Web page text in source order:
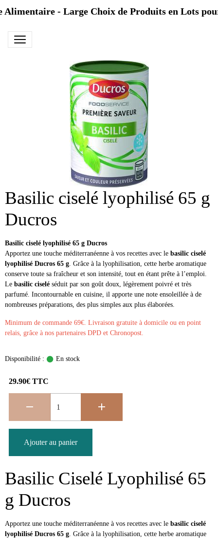
Alimentaire - Large Choix de Produits en Lots
Basilic ciselé lyophilisé 65 g
Ducros
Basilic ciselé lyophilisé 65 g Ducros
Apportez une touche méditerranéenne à vos recettes avec le basilic ciselé
lyophilisé Ducros 65 g. Grâce à la lyophilisation, cette herbe aromatique
conserve toute sa fraîcheur et son intensité, tout en étant prête à l’emploi.
Le basilic ciselé séduit par son goût doux, légèrement poivré et très
parfumé. Incontournable en cuisine, il apporte une note ensoleillée à de
nombreuses préparations, des plus simples aux plus élaborées.
Minimum de commande 69€. Livraison gratuite à domicile ou en point
relais, grâce à nos partenaires DPD et Chronopost.
Disponibilité : En stock
29.90€ TTC
Ajouter au panier
Basilic Ciselé Lyophilisé 65
g Ducros
Apportez une touche méditerranéenne à vos recettes avec le basilic ciselé
lyophilisé Ducros 65 g. Grâce à la lyophilisation, cette herbe aromatique